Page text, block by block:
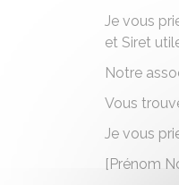
Je vous
et Siret
Notre
Vous
Je vous
[Prénom